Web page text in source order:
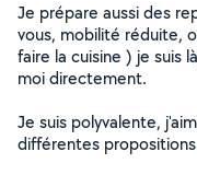
Je prépare aussi des
vous, mobilité réduite,
faire la cuisine ) je suis
moi directement.
Je suis polyvalente,
différentes